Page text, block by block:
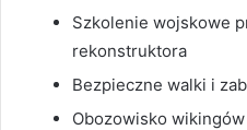
Szkolenie wojskowe
rekonstruktora
Bezpieczne walki i
Obozowisko wikingów